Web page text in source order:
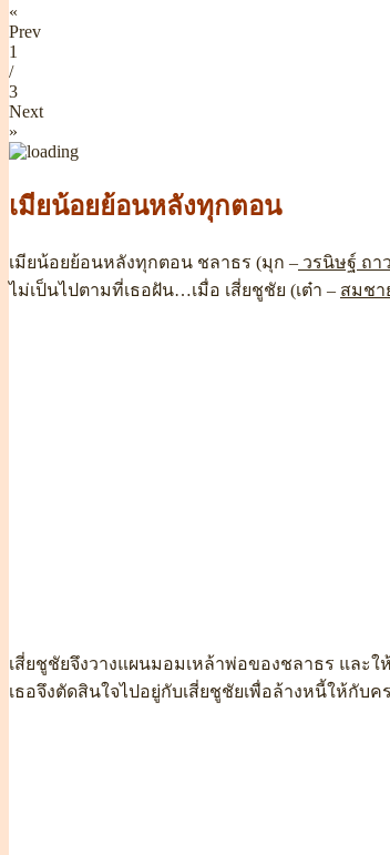
«
Prev
1
/
3
Next
»
เมียน้อยย้อนหลังทุกตอน
เมียน้อยย้อนหลังทุกตอน ชลาธร (มุก – วรนิษฐ์ ถา
ไม่เป็นไปตามที่เธอฝัน…เมื่อ เสี่ยชูชัย (เต๋า – สมชา
เสี่ยชูชัยจึงวางแผนมอมเหล้าพ่อของชลาธร และ
เธอจึงตัดสินใจไปอยู่กับเสี่ยชูชัยเพื่อล้างหนี้ให้กับ